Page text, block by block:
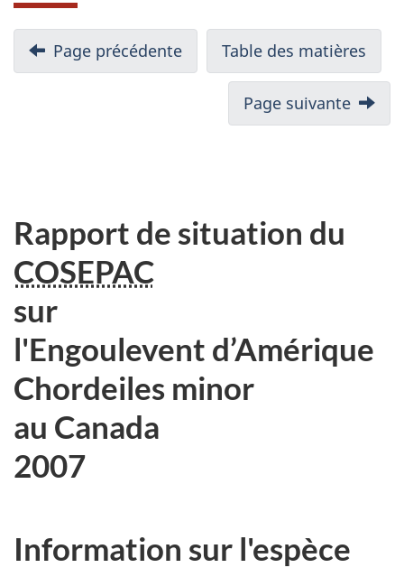
Page précédente Table des matières
Page suivante
Rapport de situation du
COSEPAC
sur
l'Engoulevent d’Amérique
Chordeiles minor
au Canada
2007
Information sur l'espèce